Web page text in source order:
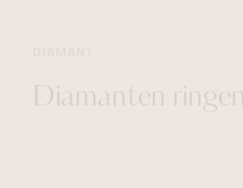
Diamanten ringen